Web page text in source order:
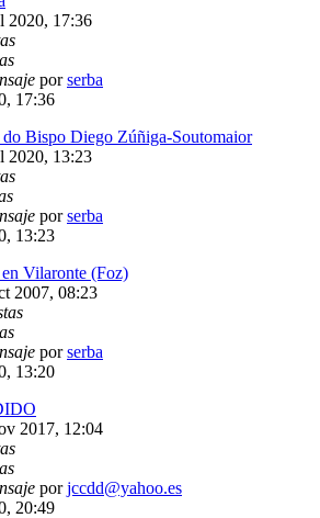
2020, 17:36
porserba
17:36
do Bispo Diego Zúñiga-Soutomaior
2020, 13:23
porserba
13:23
Vilaronte (Foz)
2007, 08:23
porserba
13:20
2017, 12:04
porjccdd@yahoo.es
20:49